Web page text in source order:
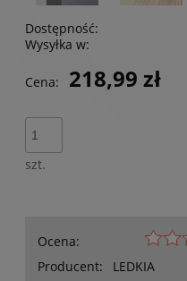
Dostępność:
Wysyłka w:
Cena: 218,99 zł
szt.
Ocena:
Producent:
LEDKIA